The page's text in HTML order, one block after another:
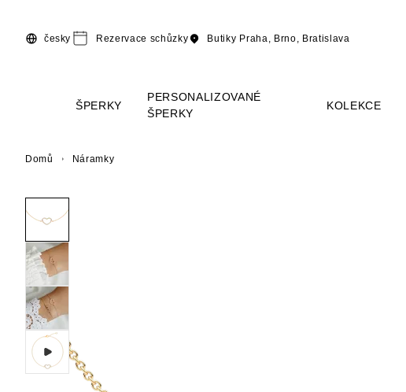
česky Rezervace schůzky Butiky Praha, Brno, Bratislava
ŠPERKY
PERSONALIZOVANÉ
ŠPERKY
KOLEKCE
Domů Náramky